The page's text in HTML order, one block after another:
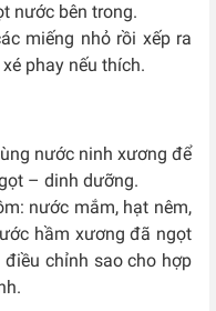
nước bên trong.
miếng nhỏ rồi xếp ra
phay nếu thích.
nước ninh xương để
– dinh dưỡng.
nước mắm, hạt nêm,
hầm xương đã ngọt
chỉnh sao cho hợp